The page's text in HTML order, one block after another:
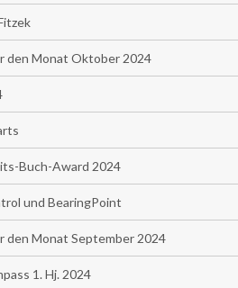
den Monat Oktober 2024
Buch-Award 2024
und BearingPoint
den Monat September 2024
1. Hj. 2024